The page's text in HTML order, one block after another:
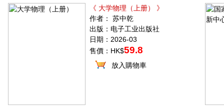
《 大学物理（上册） 》
作者： 苏中乾
出版：电子工业出版社
日期：2026-03
售價：HK$59.8
放入購物車